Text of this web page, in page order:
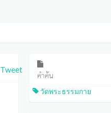
Tweet คำค้น
วัดพระธรรมกาย